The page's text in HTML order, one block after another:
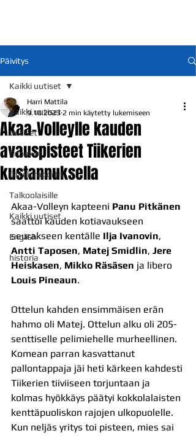
Päivitys
Kaikki uutiset
Uutiset
Ennakot
Otteluraportit
Talkoolaisille
Kaikki uutiset
English
historia
Kaikki uutiset
Akaa-Volleylle kauden
avauspisteet Tiikerien
kustannuksella
Harri Mattila
9.10.2023 2 min käytetty lukemiseen
Akaa-Volleyn kapteeni Panu Pitkänen
saattoi kauden kotiavaukseen
seurakseen kentälle Ilja Ivanovin,
Antti Taposen, Matej Smidlin, Jere
Heiskasen, Mikko Räsäsen ja libero
Louis Pineaun.
Ottelun kahden ensimmäisen erän
hahmo oli Matej. Ottelun alku oli 205-
senttiselle pelimiehelle murheellinen.
Komean parran kasvattanut
pallontappaja jäi heti kärkeen kahdesti
Tiikerien tiiviiseen torjuntaan ja
kolmas hyökkäys päätyi kokkolalaisten
kenttäpuoliskon rajojen ulkopuolelle.
Kun neljäs yritys toi pisteen, mies sai